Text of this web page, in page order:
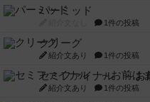
パーミッド
1件の投稿
クリーグ
紹介文あり 1件の投稿
セミファイナル ～お
紹介文あり 1件の投稿